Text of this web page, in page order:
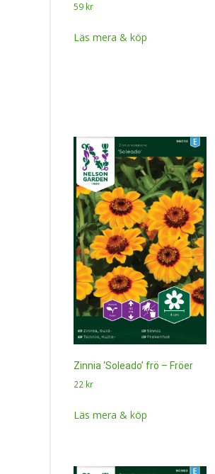
59 kr
Läs mera & köp
Zinnia ‘Soleado’ frö – Fröer
22 kr
Läs mera & köp